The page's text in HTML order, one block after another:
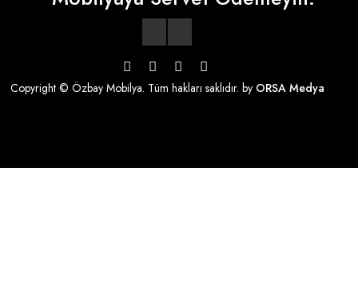
Copyright © Özbay Mobilya. Tüm hakları saklıdır. by ORSA Medya